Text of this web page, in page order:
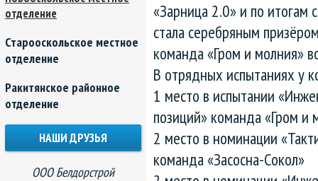
«Зарница 2.0» и по итогам
стала серебряным
команда «Гром и молния»
В отрядных испытаниях у
1 место в испытании
позиций» команда «Гром и
2 место в номинации
команда «Засосна-Сокол»
отделение
Старооскольское местное
отделение
Ракитянское районное
отделение
НАШИ ДРУЗЬЯ
ООО Белдорстрой